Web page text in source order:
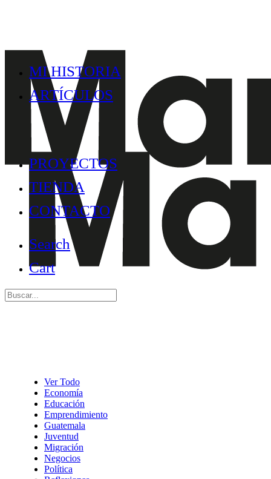
MI HISTORIA
ARTÍCULOS
PROYECTOS
TIENDA
CONTACTO
Search
Cart
Ver Todo
Economía
Educación
Emprendimiento
Guatemala
Juventud
Migración
Negocios
Política